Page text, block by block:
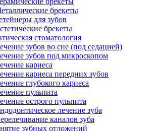
брекеты
для зубов
брекеты
стоматология
зубов во сне (под седацией)
зубов под микроскопом
кариеса
кариеса передних зубов
глубокого кариеса
пульпита
острого пульпита
лечение зуба
каналов зуба
зубных отложений